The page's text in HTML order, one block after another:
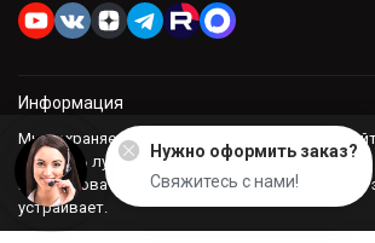
Информация
Компания
Политика персональных данных
Мы сохраняем файлы cookie: это помогает
работать лучше. Если Вы продолжите
использовать сайт, мы будем считать, что Вас
устраивает.
Нужно оформить заказ?
Свяжитесь с нами!